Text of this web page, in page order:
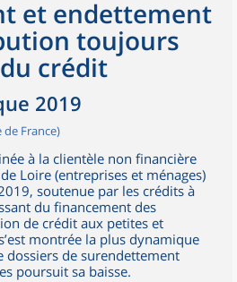
et endettement
toujours
crédit
2019
France)
à la clientèle non financière
Loire (entreprises et ménages)
soutenue par les crédits à
du financement des
de crédit aux petites et
montrée la plus dynamique
dossiers de surendettement
poursuit sa baisse.